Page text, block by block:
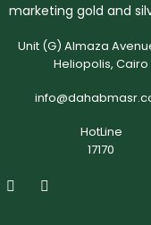
marketing gold and
Unit (G) Almaza
Heliopolis, Cairo
HotLine
17170